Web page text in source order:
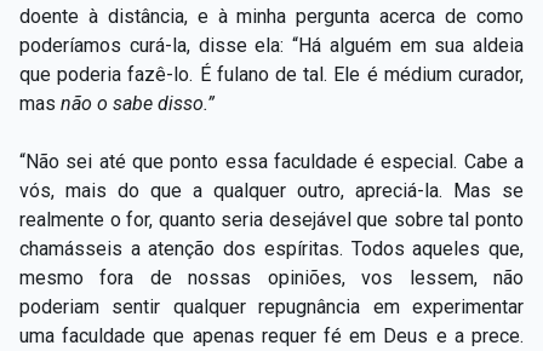
doente à distância, e à minha pergunta acerca de como
poderíamos curá-la, disse ela: “Há alguém em sua aldeia
que poderia fazê-lo. É fulano de tal. Ele é médium curador,
mas não o sabe disso.”
“Não sei até que ponto essa faculdade é especial. Cabe a
vós, mais do que a qualquer outro, apreciá-la. Mas se
realmente o for, quanto seria desejável que sobre tal ponto
chamásseis a atenção dos espíritas. Todos aqueles que,
mesmo fora de nossas opiniões, vos lessem, não
poderiam sentir qualquer repugnância em experimentar
uma faculdade que apenas requer fé em Deus e a prece.